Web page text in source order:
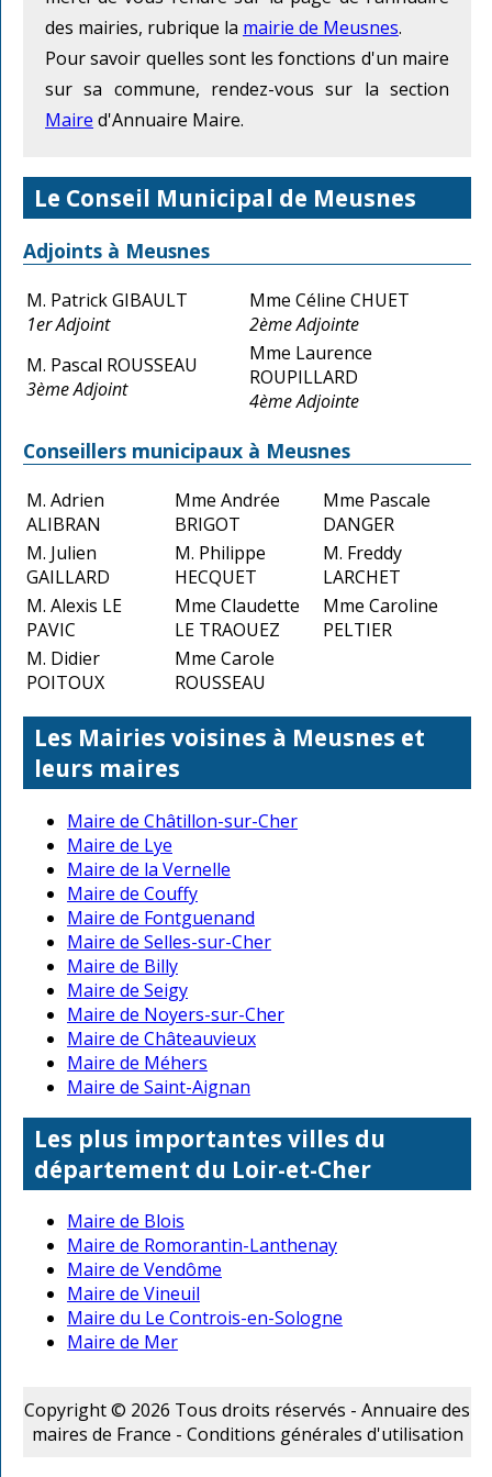
des mairies, rubrique la mairie de Meusnes.
Pour savoir quelles sont les fonctions d'un maire
sur sa commune, rendez-vous sur la section
Maire d'Annuaire Maire.
Le Conseil Municipal de Meusnes
Adjoints à Meusnes
M. Patrick GIBAULT
1er Adjoint
Mme Céline CHUET
2ème Adjointe
M. Pascal ROUSSEAU
3ème Adjoint
Mme Laurence
ROUPILLARD
4ème Adjointe
Conseillers municipaux à Meusnes
M. Adrien
ALIBRAN
Mme Andrée
BRIGOT
Mme Pascale
DANGER
M. Julien
GAILLARD
M. Philippe
HECQUET
M. Freddy
LARCHET
M. Alexis LE
PAVIC
Mme Claudette
LE TRAOUEZ
Mme Caroline
PELTIER
M. Didier
POITOUX
Mme Carole
ROUSSEAU
Les Mairies voisines à Meusnes et
leurs maires
Maire de Châtillon-sur-Cher
Maire de Lye
Maire de la Vernelle
Maire de Couffy
Maire de Fontguenand
Maire de Selles-sur-Cher
Maire de Billy
Maire de Seigy
Maire de Noyers-sur-Cher
Maire de Châteauvieux
Maire de Méhers
Maire de Saint-Aignan
Les plus importantes villes du
département du Loir-et-Cher
Maire de Blois
Maire de Romorantin-Lanthenay
Maire de Vendôme
Maire de Vineuil
Maire du Le Controis-en-Sologne
Maire de Mer
Copyright © 2026 Tous droits réservés - Annuaire des
maires de France - Conditions générales d'utilisation